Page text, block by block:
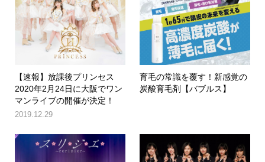
【速報】放課後プリンセス
2020年2月24日に大阪でワン
マンライブの開催が決定！
2019.12.29
育毛の常識を覆す！新感覚の
炭酸育毛剤【バブルス】